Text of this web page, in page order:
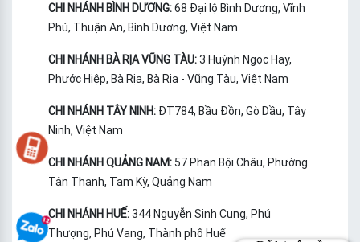
CHI NHÁNH BÌNH DƯƠNG:68 Đại lộ Bình Dương, Vĩnh
Phú, Thuận An, Bình Dương, Việt Nam
CHI NHÁNH BÀ RỊA VŨNG TÀU:3 Huỳnh Ngọc Hay,
Phước Hiệp, Bà Rịa, Bà Rịa - Vũng Tàu, Việt Nam
CHI NHÁNH TÂY NINH: ĐT784, Bầu Đồn, Gò Dầu, Tây
Ninh, Việt Nam
CHI NHÁNH QUẢNG NAM: 57 Phan Bội Châu, Phường
Tân Thạnh, Tam Kỳ, Quảng Nam
CHI NHÁNH HUẾ:344 Nguyễn Sinh Cung, Phú
Thượng, Phú Vang, Thành phố Huế